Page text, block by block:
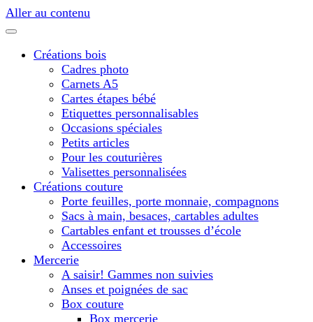
Aller au contenu
Créations bois
Cadres photo
Carnets A5
Cartes étapes bébé
Etiquettes personnalisables
Occasions spéciales
Petits articles
Pour les couturières
Valisettes personnalisées
Créations couture
Porte feuilles, porte monnaie, compagnons
Sacs à main, besaces, cartables adultes
Cartables enfant et trousses d’école
Accessoires
Mercerie
A saisir! Gammes non suivies
Anses et poignées de sac
Box couture
Box mercerie